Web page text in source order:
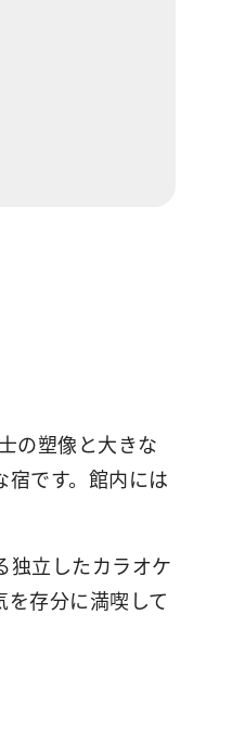
の塑像と大きな
です。館内には
独立したカラオケ
存分に満喫して